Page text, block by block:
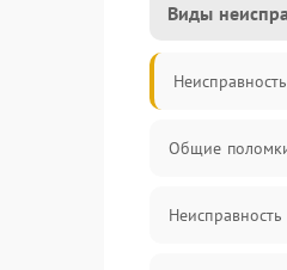
Виды
Общие